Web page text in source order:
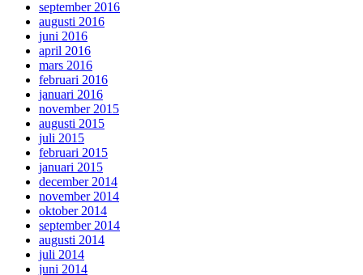
september 2016
augusti 2016
juni 2016
april 2016
mars 2016
februari 2016
januari 2016
november 2015
augusti 2015
juli 2015
februari 2015
januari 2015
december 2014
november 2014
oktober 2014
september 2014
augusti 2014
juli 2014
juni 2014